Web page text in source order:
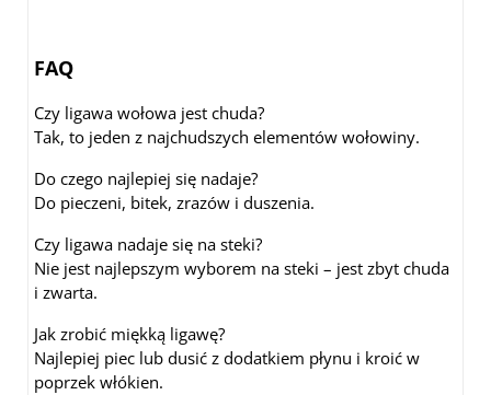
FAQ
Czy ligawa wołowa jest chuda?
Tak, to jeden z najchudszych elementów wołowiny.
Do czego najlepiej się nadaje?
Do pieczeni, bitek, zrazów i duszenia.
Czy ligawa nadaje się na steki?
Nie jest najlepszym wyborem na steki – jest zbyt chuda
i zwarta.
Jak zrobić miękką ligawę?
Najlepiej piec lub dusić z dodatkiem płynu i kroić w
poprzek włókien.